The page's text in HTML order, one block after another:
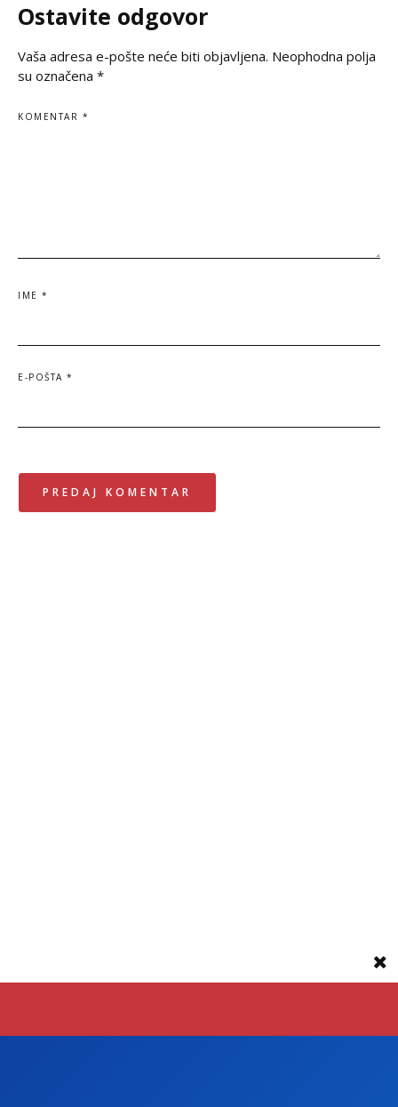
vršnjačko i partnerovo nasilje i
Ostavite odgovor
Vaša adresa e-pošte neće biti objavljena. Neophodna polja
su označena *
KOMENTAR *
IME *
E-POŠTA *